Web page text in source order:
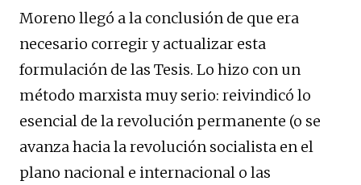
Moreno llegó a la conclusión de que era
necesario corregir y actualizar esta
formulación de las Tesis. Lo hizo con un
método marxista muy serio: reivindicó lo
esencial de la revolución permanente (o se
avanza hacia la revolución socialista en el
plano nacional e internacional o las